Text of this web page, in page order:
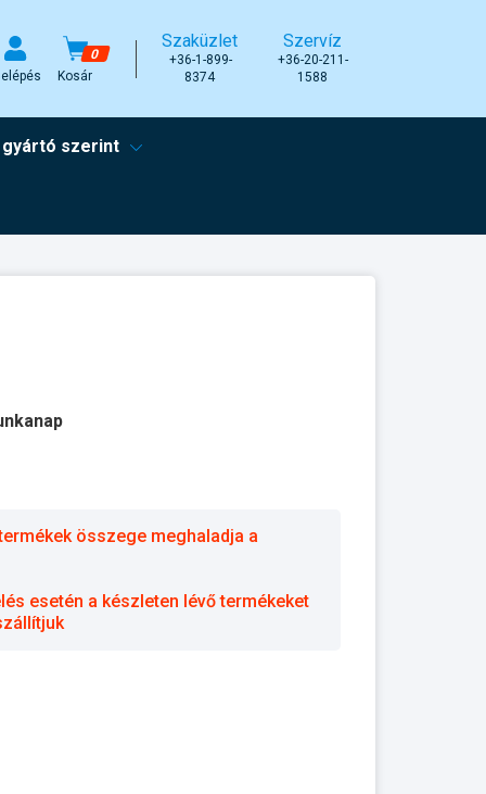
0
Kosár
Szaküzlet
+36-1-899-
8374
Szervíz
+36-20-211-
1588
szerint
összege meghaladja a
esetén a készleten lévő termékeket